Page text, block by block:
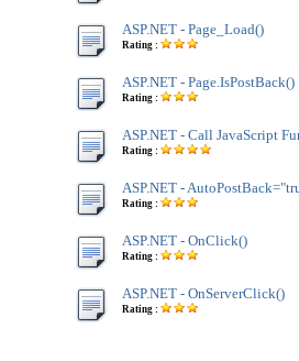
ASP.NET - Page_Load()
Rating :
ASP.NET - Page.IsPostBack()
Rating :
ASP.NET - Call JavaScript
Rating :
ASP.NET -
Rating :
ASP.NET - OnClick()
Rating :
ASP.NET - OnServerClick()
Rating :